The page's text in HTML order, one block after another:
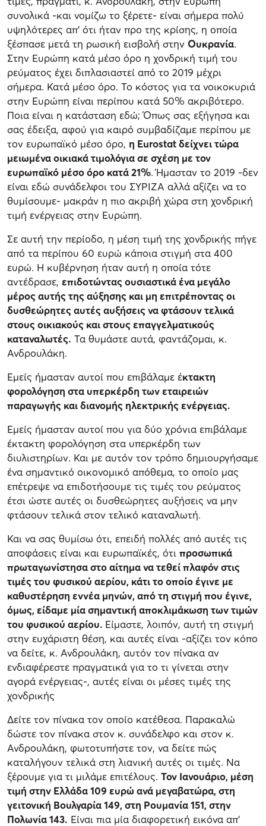
συνολικά -και νομίζω το ξέρετε- είναι σήμερα πολύ
υψηλότερες απ’ ότι ήταν προ της κρίσης, η οποία
ξέσπασε μετά τη ρωσική εισβολή στην Ουκρανία.
Στην Ευρώπη κατά μέσο όρο η χονδρική τιμή του
ρεύματος έχει διπλασιαστεί από το 2019 μέχρι
σήμερα. Κατά μέσο όρο. Το κόστος για τα νοικοκυριά
στην Ευρώπη είναι περίπου κατά 50% ακριβότερο.
Ποια είναι η κατάσταση εδώ; Όπως σας εξήγησα και
σας έδειξα, αφού για καιρό συμβαδίζαμε περίπου με
τον ευρωπαϊκό μέσο όρο, η Eurostat δείχνει τώρα
μειωμένα οικιακά τιμολόγια σε σχέση με τον
ευρωπαϊκό μέσο όρο κατά 21%. Ήμασταν το 2019 -δεν
είναι εδώ συνάδελφοι του ΣΥΡΙΖΑ αλλά αξίζει να το
θυμίσουμε- μακράν η πιο ακριβή χώρα στη χονδρική
τιμή ενέργειας στην Ευρώπη.
Σε αυτή την περίοδο, η μέση τιμή της χονδρικής πήγε
από τα περίπου 60 ευρώ κάποια στιγμή στα 400
ευρώ. Η κυβέρνηση ήταν αυτή η οποία τότε
αντέδρασε, επιδοτώντας ουσιαστικά ένα μεγάλο
μέρος αυτής της αύξησης και μη επιτρέποντας οι
δυσθεώρητες αυτές αυξήσεις να φτάσουν τελικά
στους οικιακούς και στους επαγγελματικούς
καταναλωτές. Τα θυμάστε αυτά, φαντάζομαι, κ.
Ανδρουλάκη.
Εμείς ήμασταν αυτοί που επιβάλαμε έκτακτη
φορολόγηση στα υπερκέρδη των εταιρειών
παραγωγής και διανομής ηλεκτρικής ενέργειας.
Εμείς ήμασταν αυτοί που για δύο χρόνια επιβάλαμε
έκτακτη φορολόγηση στα υπερκέρδη των
διυλιστηρίων. Και με αυτόν τον τρόπο δημιουργήσαμε
ένα σημαντικό οικονομικό απόθεμα, το οποίο μας
επέτρεψε να επιδοτήσουμε τις τιμές του ρεύματος
έτσι ώστε αυτές οι δυσθεώρητες αυξήσεις να μην
φτάσουν τελικά στον τελικό καταναλωτή.
Και να σας θυμίσω ότι, επειδή πολλές από αυτές τις
αποφάσεις είναι και ευρωπαϊκές, ότι προσωπικά
πρωταγωνίστησα στο αίτημα να τεθεί πλαφόν στις
τιμές του φυσικού αερίου, κάτι το οποίο έγινε με
καθυστέρηση εννέα μηνών, από τη στιγμή που έγινε,
όμως, είδαμε μία σημαντική αποκλιμάκωση των τιμών
του φυσικού αερίου. Είμαστε, λοιπόν, αυτή τη στιγμή
στην ευχάριστη θέση, και αυτές είναι -αξίζει τον κόπο
να δείτε, κ. Ανδρουλάκη, αυτόν τον πίνακα αν
ενδιαφέρεστε πραγματικά για το τι γίνεται στην
αγορά ενέργειας-, αυτές είναι οι μέσες τιμές της
χονδρικής
Δείτε τον πίνακα τον οποίο κατέθεσα. Παρακαλώ
δώστε τον πίνακα στον κ. συνάδελφο και στον κ.
Ανδρουλάκη, φωτοτυπήστε τον, να δείτε πώς
καταλήγουν τελικά στη λιανική αυτές οι τιμές. Να
ξέρουμε για τι μιλάμε επιτέλους. Τον Ιανουάριο, μέση
τιμή στην Ελλάδα 109 ευρώ ανά μεγαβατώρα, στη
γειτονική Βουλγαρία 149, στη Ρουμανία 151, στην
Πολωνία 143. Είναι πια μία διαφορετική εικόνα απ’